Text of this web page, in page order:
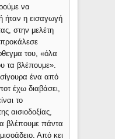
να
ήταν η εισαγωγή
στην μελέτη
του, «όλα
τα βλέπουμε».
σίγουρα ένα από
έχω διαβάσει,
το
αισιοδοξίας,
βλέπουμε πάντα
Από κει